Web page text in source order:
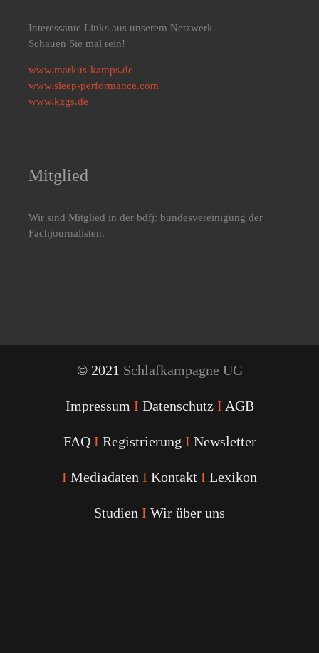
Interessante Links aus unserem Netzwerk.
Schauen Sie mal rein!
www.markus-kamps.de
www.sleep-performance.com
www.kzgs.de
Mitglied
Wir sind Mitglied in der bdfj: bundesvereinigung der
Fachjournalisten.
© 2021 Schlafkampagne UG
Impressum I Datenschutz I AGB
FAQ I Registrierung I Newsletter
I Mediadaten I Kontakt I Lexikon
Studien I Wir über uns